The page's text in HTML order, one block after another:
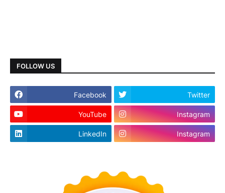
FOLLOW US
Facebook Twitter
YouTube Instagram
LinkedIn Instagram